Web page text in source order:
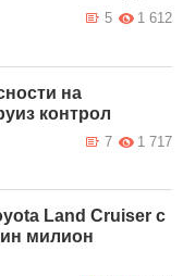
1 612
5
на
контрол
1 717
7
Land Cruiser с
милион